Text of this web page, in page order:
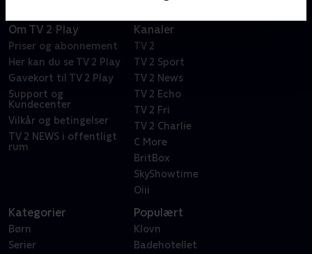
Om TV 2 Play
Priser og abonnement
Her kan du se TV 2 Play
Gavekort til TV 2 Play
Support og
Kundecenter
Vilkår og betingelser
TV 2 NEWS i offentligt
rum
Kanaler
TV 2
TV 2 Sport
TV 2 News
TV 2 Echo
TV 2 Fri
TV 2 Charlie
C More
BritBox
SkyShowtime
Oiii
Kategorier
Børn
Serier
Populært
Klovn
Badehotellet